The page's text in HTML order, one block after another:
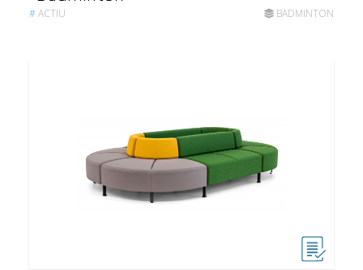
#ACTIU BADMINTON